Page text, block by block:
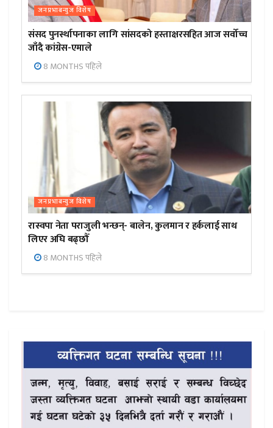
जनप्रभाबन्युज विशेष
संसद पुनर्स्थापनाका लागि सांसदको हस्ताक्षरसहित आज सर्वोच्च
जाँदै कांग्रेस-एमाले
8 MONTHS पहिले
जनप्रभाबन्युज विशेष
रास्वपा नेता पराजुली भन्छन्- बालेन, कुलमान र हर्कलाई साथ
लिएर अघि बढ्छौँ
8 MONTHS पहिले